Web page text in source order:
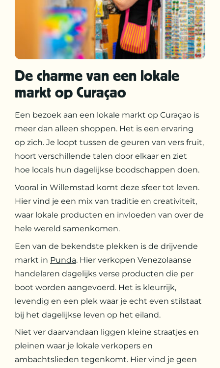
De charme van een lokale
markt op Curaçao
Een bezoek aan een lokale markt op Curaçao is
meer dan alleen shoppen. Het is een ervaring
op zich. Je loopt tussen de geuren van vers fruit,
hoort verschillende talen door elkaar en ziet
hoe locals hun dagelijkse boodschappen doen.
Vooral in Willemstad komt deze sfeer tot leven.
Hier vind je een mix van traditie en creativiteit,
waar lokale producten en invloeden van over de
hele wereld samenkomen.
Een van de bekendste plekken is de drijvende
markt in Punda. Hier verkopen Venezolaanse
handelaren dagelijks verse producten die per
boot worden aangevoerd. Het is kleurrijk,
levendig en een plek waar je echt even stilstaat
bij het dagelijkse leven op het eiland.
Niet ver daarvandaan liggen kleine straatjes en
pleinen waar je lokale verkopers en
ambachtslieden tegenkomt. Hier vind je geen